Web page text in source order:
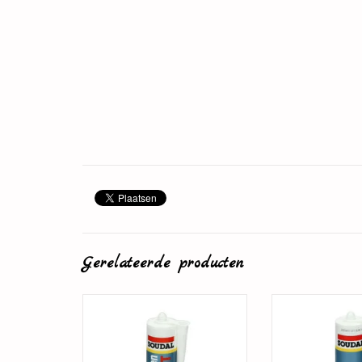
Gerelateerde producten
TOEVOEGEN AAN WINKELWAGEN TOEVOEGEN AAN